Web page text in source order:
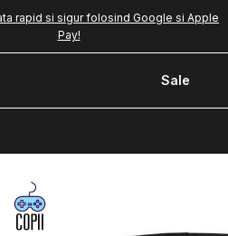
rapid si sigur folosind Google si Apple
Pay!
Sale